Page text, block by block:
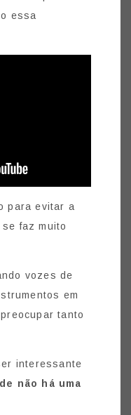
essa
para evitar a
faz muito
vozes de
em
tanto
interessante
não há uma